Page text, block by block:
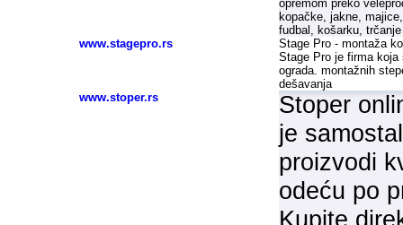
opremom preko
kopačke, jakne,
fudbal, košarku,
www.stagepro.rs
Stage Pro - montaža
Stage Pro je firma
ograda. montažnih
dešavanja
www.stoper.rs
Stoper
je
proizvodi
odeću po
Kupite